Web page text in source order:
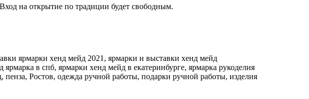
на открытие по традиции будет свободным.